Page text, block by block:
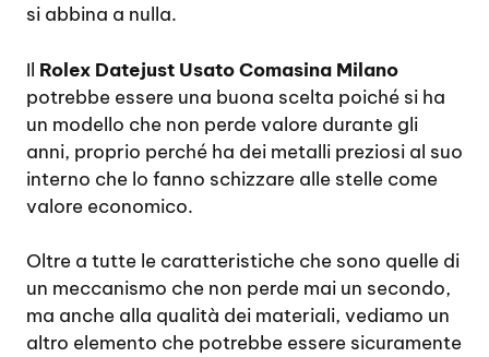
si abbina a nulla.
Il Rolex Datejust Usato Comasina Milano
potrebbe essere una buona scelta poiché si ha
un modello che non perde valore durante gli
anni, proprio perché ha dei metalli preziosi al suo
interno che lo fanno schizzare alle stelle come
valore economico.
Oltre a tutte le caratteristiche che sono quelle di
un meccanismo che non perde mai un secondo,
ma anche alla qualità dei materiali, vediamo un
altro elemento che potrebbe essere sicuramente